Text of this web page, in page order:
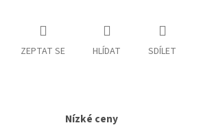
ZEPTAT SE HLÍDAT SDÍLET
Nízké ceny